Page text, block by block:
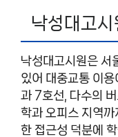
낙성대고
낙성대고시원은 서
있어 대중교통 이
과 7호선, 다수의
학과 오피스 지역까
한 접근성 덕분에